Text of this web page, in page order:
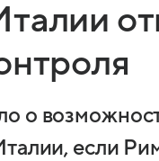
о
если